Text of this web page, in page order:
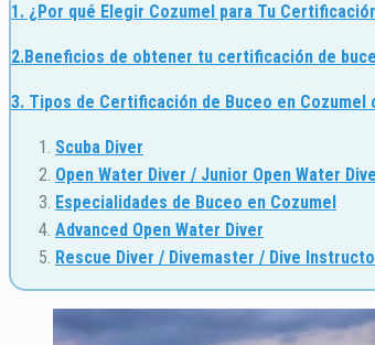
1. ¿Por qué Elegir Cozumel para Tu
2.Beneficios de obtener tu certificación de
3. Tipos de Certificación de Buceo en Cozumel
Scuba Diver
Open Water Diver / Junior Open Water
Especialidades de Buceo en Cozumel
Advanced Open Water Diver
Rescue Diver / Divemaster / Dive